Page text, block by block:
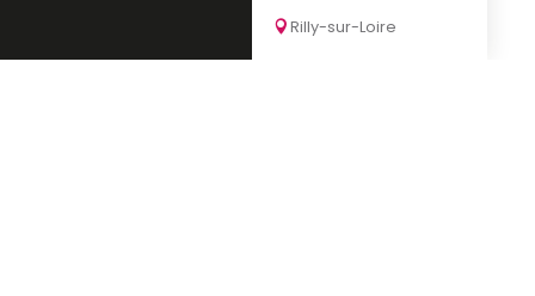
Rilly-sur-Loire